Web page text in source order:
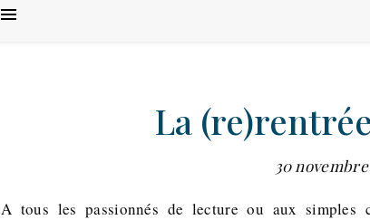
La
30 novembre
A tous les passionnés de lecture ou aux